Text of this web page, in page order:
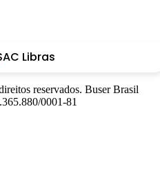
Libras
reservados. Buser Brasil
0001-81